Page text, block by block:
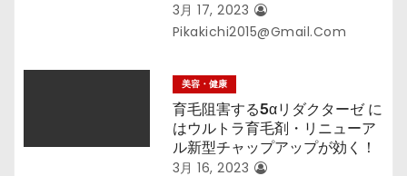
3月 17, 2023
Pikakichi2015@gmail.com
美容・健康
育毛阻害する5αリダクターゼ に
はウルトラ育毛剤・リニューア
ル新型チャップアップが効く！
3月 16, 2023